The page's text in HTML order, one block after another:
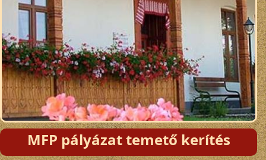
MFP pályázat temető kerítés